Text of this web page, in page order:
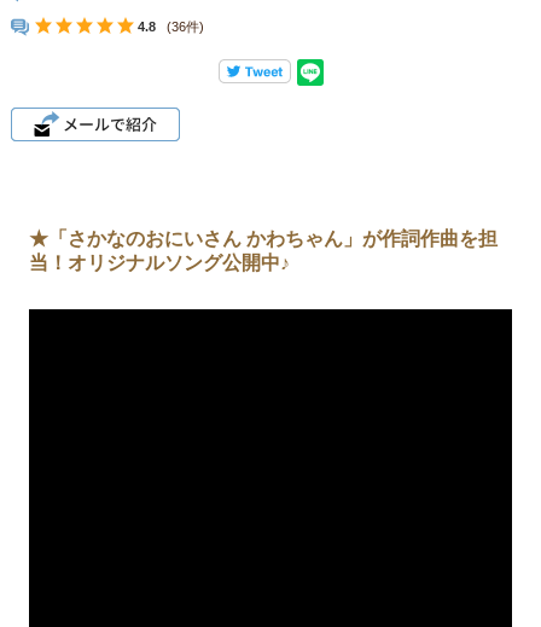
4.8 (36件)
★「さかなのおにいさん かわちゃん」が作詞作曲を担
当！オリジナルソング公開中♪